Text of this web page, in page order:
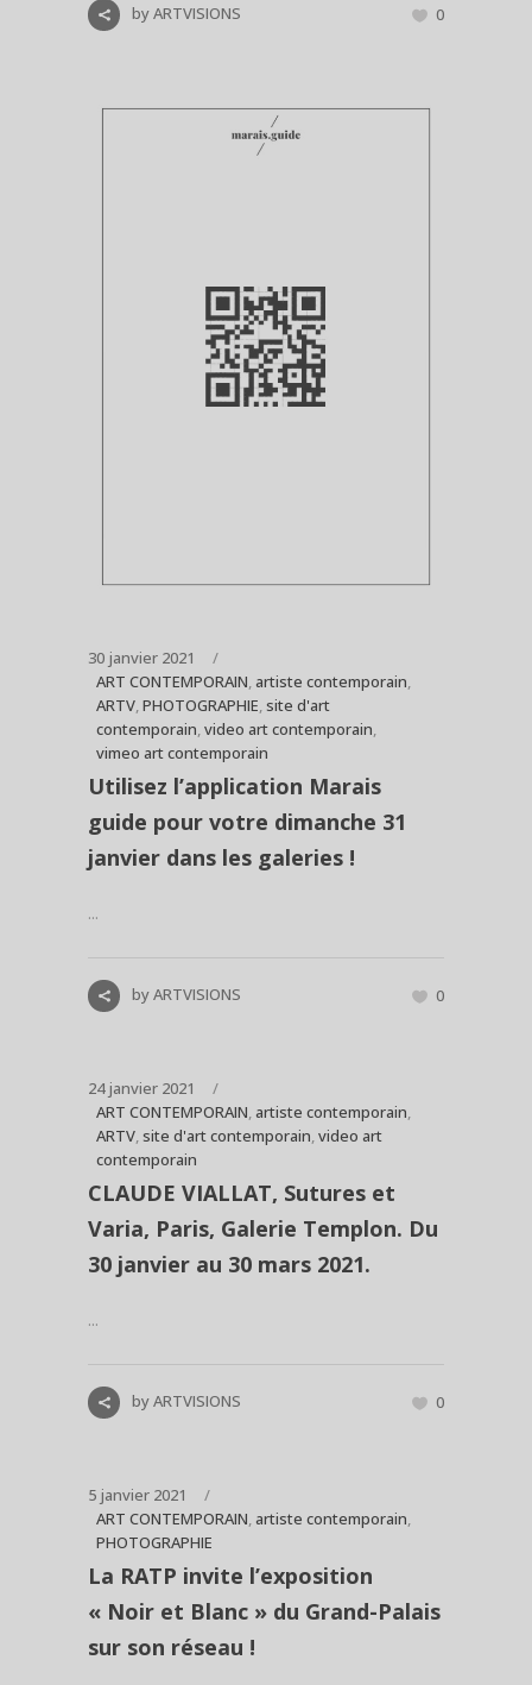
byARTVISIONS 0
30 janvier 2021
ART CONTEMPORAIN, artiste contemporain,
ARTV,PHOTOGRAPHIE,site d'art
contemporain,video art contemporain,
vimeo art contemporain
Utilisez l’application Marais
guide pour votre dimanche 31
janvier dans les galeries !
...
byARTVISIONS 0
24 janvier 2021
ART CONTEMPORAIN, artiste contemporain,
ARTV,site d'art contemporain,video art
contemporain
CLAUDE VIALLAT, Sutures et
Varia, Paris, Galerie Templon. Du
30 janvier au 30 mars 2021.
...
byARTVISIONS 0
5 janvier 2021
ART CONTEMPORAIN, artiste contemporain,
PHOTOGRAPHIE
La RATP invite l’exposition
« Noir et Blanc » du Grand-Palais
sur son réseau !